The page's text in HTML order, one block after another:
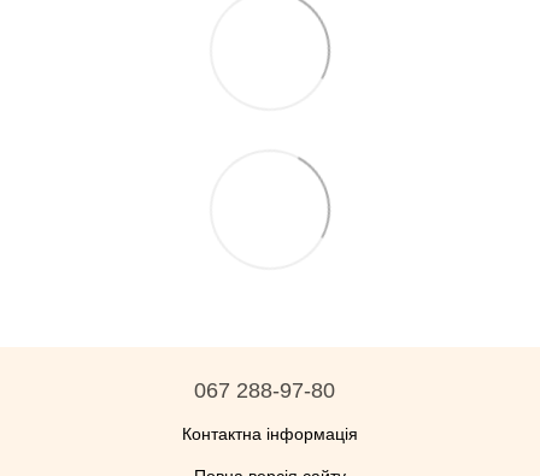
067 288-97-80
Контактна інформація